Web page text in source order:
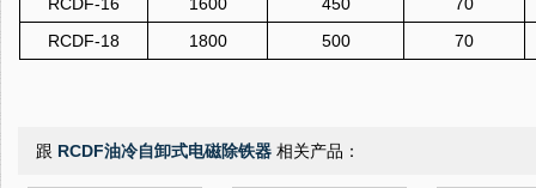
RCDF-18
1800 500 70
跟 RCDF油冷自卸式电磁除铁器 相关产品：